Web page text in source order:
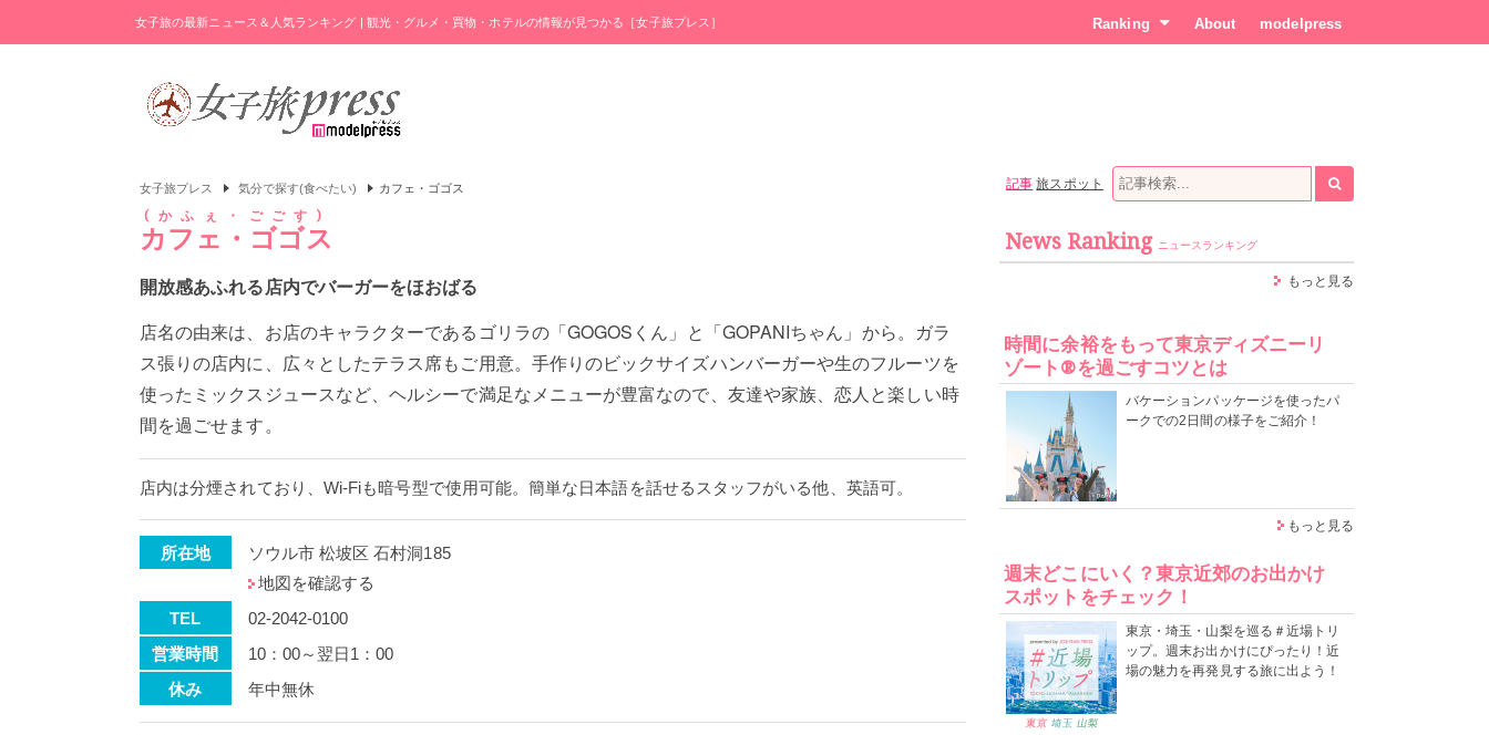
女子旅の最新ニュース＆人気ランキング | 観光・グルメ・買物・ホテルの情報が見つかる［女子旅プレス］ Ranking About modelpress
女子旅プレス 気分で探す(食べたい) カフェ・ゴゴス
カフェ・ゴゴス
かふぇ・ごごす
開放感あふれる店内でバーガーをほおばる
店名の由来は、お店のキャラクターであるゴリラの「GOGOSくん」と「GOPANIちゃん」から。ガラ
ス張りの店内に、広々としたテラス席もご用意。手作りのビックサイズハンバーガーや生のフルーツを
使ったミックスジュースなど、ヘルシーで満足なメニューが豊富なので、友達や家族、恋人と楽しい時
間を過ごせます。
店内は分煙されており、Wi-Fiも暗号型で使用可能。簡単な日本語を話せるスタッフがいる他、英語可。
所在地
ソウル市 松坡区 石村洞185
地図を確認する
TEL
02-2042-0100
営業時間
10：00～翌日1：00
休み
年中無休
記事 旅スポット
News Ranking ニュースランキング
もっと見る
時間に余裕をもって東京ディズニーリ
ゾート®を過ごすコツとは
バケーションパッケージを使ったパ
ークでの2日間の様子をご紹介！
もっと見る
週末どこにいく？東京近郊のお出かけ
スポットをチェック！
東京・埼玉・山梨を巡る＃近場トリ
ップ。週末お出かけにぴったり！近
場の魅力を再発見する旅に出よう！